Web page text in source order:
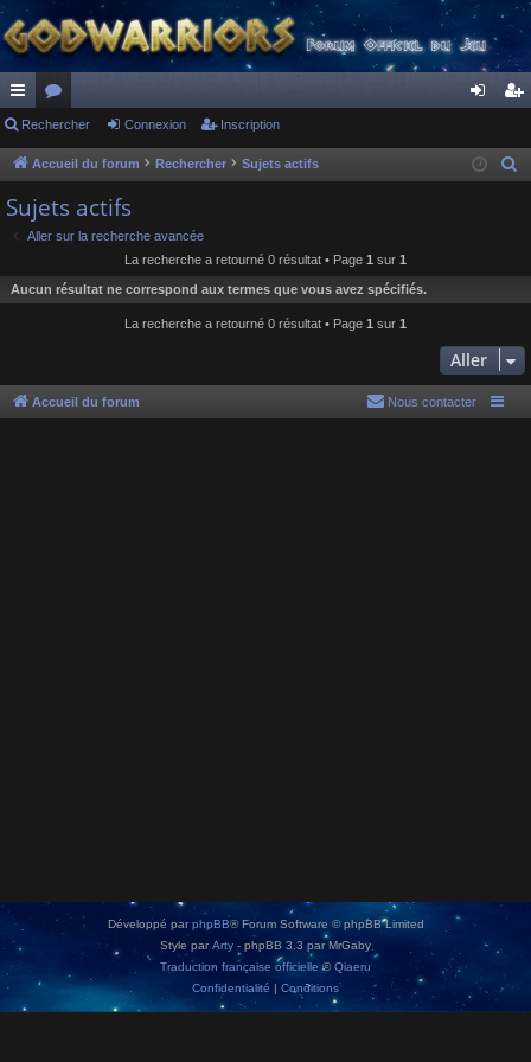
ac
co
ur
ci
or
u
s
ne cri
Rechercher Connexion Inscription
Accueil du forum Rechercher Sujets actifs
h
e
Sujets actifs
Aller sur la recherche avancée
La recherche a retourné 0 résultat • Page 1 sur 1
Aucun résultat ne correspond aux termes que vous avez spécifiés.
La recherche a retourné 0 résultat • Page 1 sur 1
Aller
Accueil du forum Nous contacter
Développé par phpBB® Forum Software © phpBB Limited
Style parArty - phpBB 3.3 par MrGaby
Traduction française officielle ©Qiaeru
Confidentialité | Conditions